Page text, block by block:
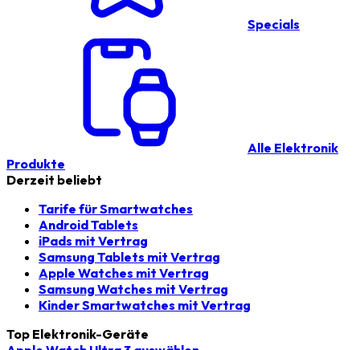
Specials
Alle Elektronik
Produkte
Derzeit beliebt
Tarife für Smartwatches
Android Tablets
iPads mit Vertrag
Samsung Tablets mit Vertrag
Apple Watches mit Vertrag
Samsung Watches mit Vertrag
Kinder Smartwatches mit Vertrag
Top Elektronik-Geräte